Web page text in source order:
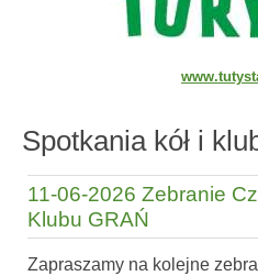
Spotkania kół i
11-06-2026 Zebranie
Klubu GRAŃ
Zapraszamy na kolejne